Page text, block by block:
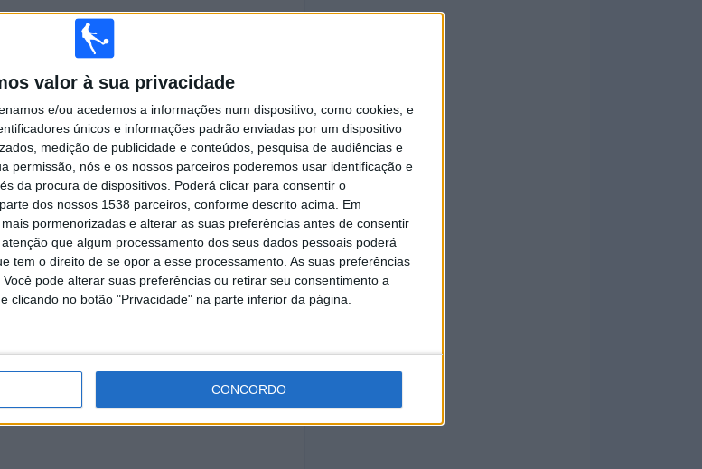
valor à sua privacidade
e/ou acedemos a informações num dispositivo, como cookies, e
únicos e informações padrão enviadas por um dispositivo
medição de publicidade e conteúdos, pesquisa de audiências e
permissão, nós e os nossos parceiros poderemos usar identificação e
da procura de dispositivos. Poderá clicar para consentir o
dos nossos 1538 parceiros, conforme descrito acima. Em
pormenorizadas e alterar as suas preferências antes de consentir
que algum processamento dos seus dados pessoais poderá
tem o direito de se opor a esse processamento. As suas preferências
pode alterar suas preferências ou retirar seu consentimento a
clicando no botão "Privacidade" na parte inferior da página.
CONCORDO
2501
SEM PARTIDA
GRATUITA
1,7
PARTIDA
TOTAL
4
CANALES
TOTAL
44
Total equipos
das equipas por nº de jogos em aberto
completo